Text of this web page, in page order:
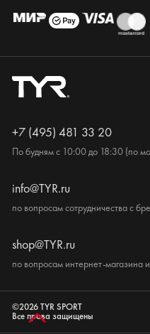
+7 (495) 481 33 20
По будням с 10:00 до 18:30 (по
info@TYR.ru
по вопросам сотрудничества с
shop@TYR.ru
по вопросам интернет-магазина
©2026 TYR SPORT
Все права защищены